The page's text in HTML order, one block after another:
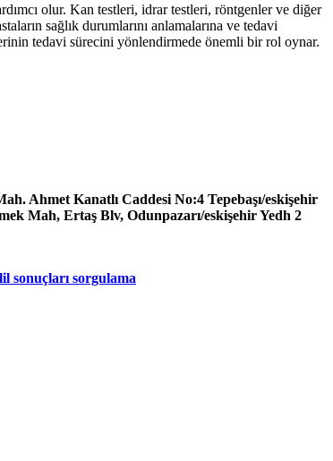
olur. Kan testleri, idrar testleri, röntgenler ve diğer
sağlık durumlarını anlamalarına ve tedavi
tedavi sürecini yönlendirmede önemli bir rol oynar.
Ahmet Kanatlı Caddesi No:4 Tepebaşı/eskişehir
Mah, Ertaş Blv, Odunpazarı/eskişehir Yedh 2
sonuçları sorgulama